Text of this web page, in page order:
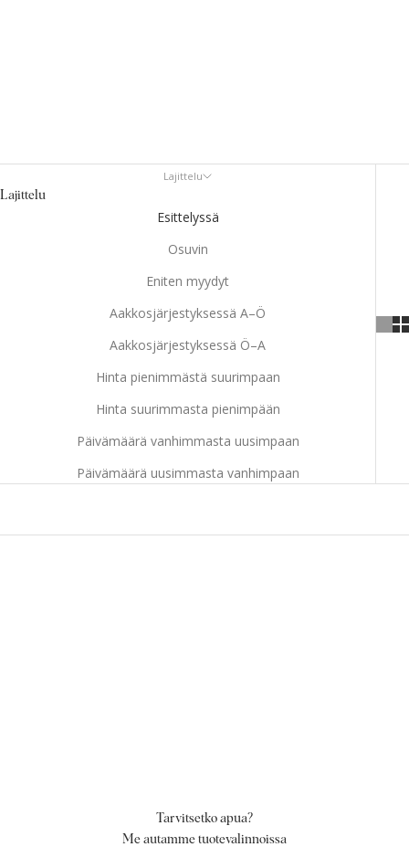
Lajittelu
Lajittelu
Esittelyssä
Osuvin
Eniten myydyt
Aakkosjärjestyksessä A–Ö
Aakkosjärjestyksessä Ö–A
Hinta pienimmästä suurimpaan
Hinta suurimmasta pienimpään
Päivämäärä vanhimmasta uusimpaan
Päivämäärä uusimmasta vanhimpaan
Tarvitsetko apua?
Me autamme tuotevalinnoissa